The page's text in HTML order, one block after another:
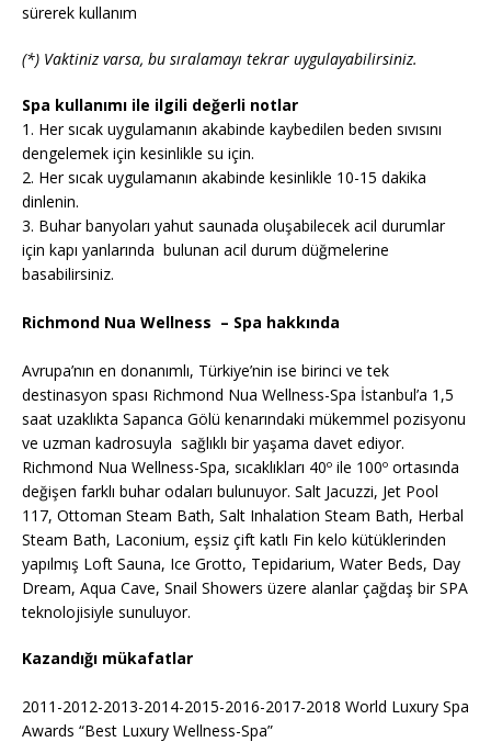
sürerek kullanım
(*) Vaktiniz varsa, bu sıralamayı tekrar uygulayabilirsiniz.
Spa kullanımı ile ilgili değerli notlar
1. Her sıcak uygulamanın akabinde kaybedilen beden sıvısını
dengelemek için kesinlikle su için.
2. Her sıcak uygulamanın akabinde kesinlikle 10-15 dakika
dinlenin.
3. Buhar banyoları yahut saunada oluşabilecek acil durumlar
için kapı yanlarında bulunan acil durum düğmelerine
basabilirsiniz.
Richmond Nua Wellness – Spa hakkında
Avrupa’nın en donanımlı, Türkiye’nin ise birinci ve tek
destinasyon spası Richmond Nua Wellness-Spa İstanbul’a 1,5
saat uzaklıkta Sapanca Gölü kenarındaki mükemmel pozisyonu
ve uzman kadrosuyla sağlıklı bir yaşama davet ediyor.
Richmond Nua Wellness-Spa, sıcaklıkları 40º ile 100º ortasında
değişen farklı buhar odaları bulunuyor. Salt Jacuzzi, Jet Pool
117, Ottoman Steam Bath, Salt Inhalation Steam Bath, Herbal
Steam Bath, Laconium, eşsiz çift katlı Fin kelo kütüklerinden
yapılmış Loft Sauna, Ice Grotto, Tepidarium, Water Beds, Day
Dream, Aqua Cave, Snail Showers üzere alanlar çağdaş bir SPA
teknolojisiyle sunuluyor.
Kazandığı mükafatlar
2011-2012-2013-2014-2015-2016-2017-2018 World Luxury Spa
Awards “Best Luxury Wellness-Spa”